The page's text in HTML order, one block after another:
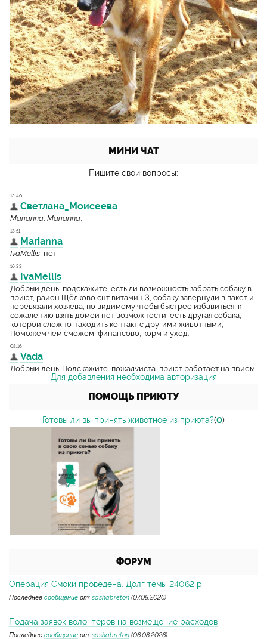
МИНИ ЧАТ
Пишите свои вопросы:
Для добавления необходима авторизация
ПОМОЩЬ ПРИЮТУ
Готовы ли вы принять животное из приюта?(0)
ФОРУМ
Операция Смоки проведена. Долг темы 24062 р.
Последнее сообщение от: sashabreton (07.08.2026)
Подача заявок волонтеров на возмещение расходов
Последнее сообщение от: sashabreton (06.08.2026)